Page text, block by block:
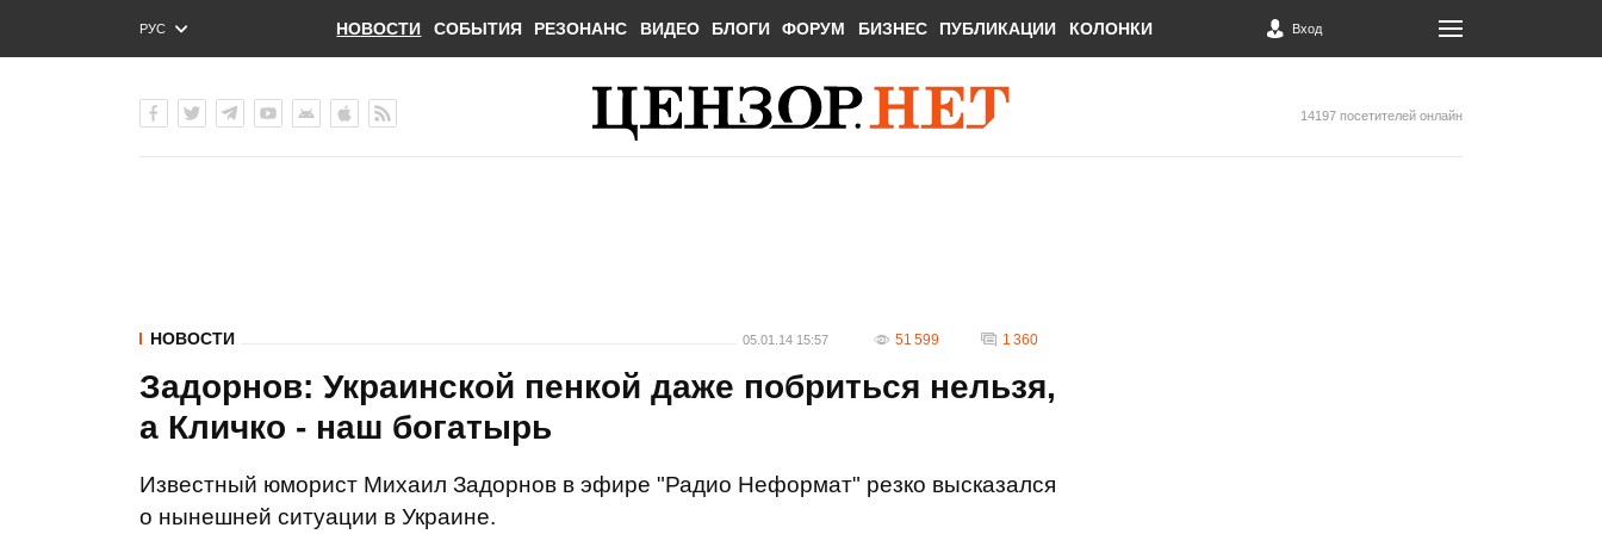
РУС
ENG
НОВОСТИ СОБЫТИЯ РЕЗОНАНС ВИДЕО БЛОГИ ФОРУМ БИЗНЕС ПУБЛИКАЦИИ КОЛОНКИ Вход
14197 посетителей онлайн
НОВОСТИ 05.01.14 15:57 51 599 1 360
Задорнов: Украинской пенкой даже побриться нельзя,
а Кличко - наш богатырь
Известный юморист Михаил Задорнов в эфире "Радио Неформат" резко высказался
о нынешней ситуации в Украине.